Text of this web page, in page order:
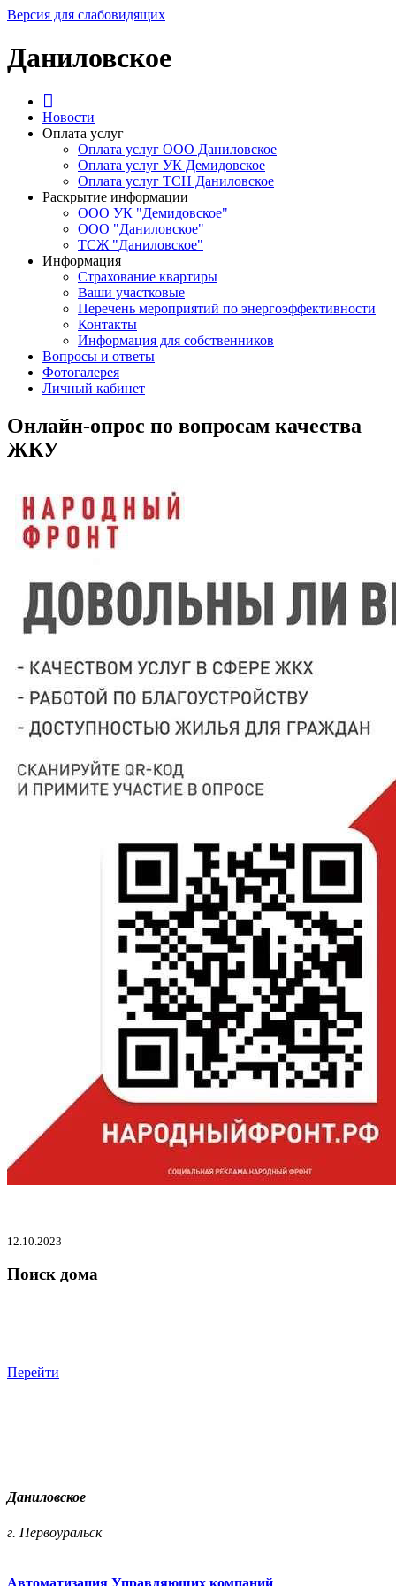
Версия для слабовидящих
Даниловское
Новости
Оплата услуг
Оплата услуг ООО Даниловское
Оплата услуг УК Демидовское
Оплата услуг ТСН Даниловское
Раскрытие информации
ООО УК "Демидовское"
ООО "Даниловское"
ТСЖ "Даниловское"
Информация
Страхование квартиры
Ваши участковые
Перечень мероприятий по энергоэффективности
Контакты
Информация для собственников
Вопросы и ответы
Фотогалерея
Личный кабинет
Онлайн-опрос по вопросам качества
ЖКУ
12.10.2023
Поиск дома
Перейти
Даниловское
г. Первоуральск
Автоматизация Управляющих компаний